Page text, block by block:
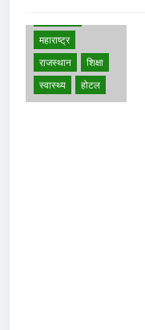
महाराष्ट्र
राजस्थान
शिक्षा
स्वास्थ्य
होटल